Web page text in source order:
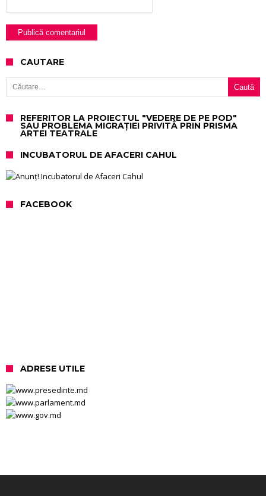
CAUTARE
Caută după:
REFERITOR LA PROIECTUL "VEDERE DE PE POD"
SAU PROBLEMA MIGRAȚIEI PRIVITĂ PRIN PRISMA
ARTEI TEATRALE
INCUBATORUL DE AFACERI CAHUL
FACEBOOK
ADRESE UTILE